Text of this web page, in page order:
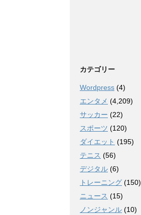
カテゴリー
Wordpress (4)
エンタメ (4,209)
サッカー (22)
スポーツ (120)
ダイエット (195)
テニス (56)
デジタル (6)
トレーニング (150)
ニュース (15)
ノンジャンル (10)